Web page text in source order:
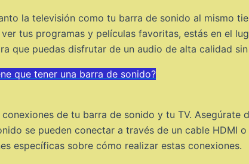
la televisión como tu barra de sonido al mismo
tus programas y películas favoritas, estás en el
que puedas disfrutar de un audio de alta calidad
que tener una barra de sonido?
de tu barra de sonido y tu TV.
se pueden conectar a través de un cable HDMI
específicas sobre cómo realizar estas conexiones.